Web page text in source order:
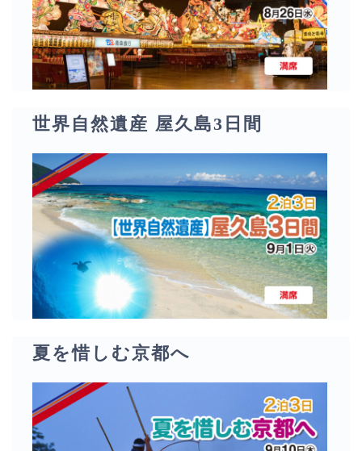
世界自然遺産 屋久島3日間
夏を惜しむ京都へ